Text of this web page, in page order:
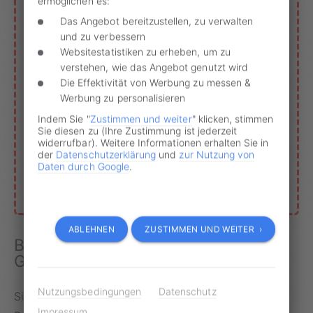
Wehren Sie sich gegenBußgeld, Punkte und
Fahrverbot .
Geblitzt.desparen Sie dabei Zeit und
Geld.
MEINE UNTERLAGEN EINREICHEN ›
GEBLITZT.DE VORTEILE
Bußgeldvorwürfe immer über
Geblitzt.de prüfen lassen
Sie wollen Ihren Bußgeldvorwurf in Sachen Tempo,
Das Angebot bereitzustellen, zu verwalten
und zu verbessern
Websitestatistiken zu erheben, um zu
verstehen, wie das Angebot genutzt wird
Die Effektivität von Werbung zu messen &
Werbung zu personalisieren
Indem Sie "Zustimmen und weiter" klicken, stimmen
Sie diesen zu (Ihre Zustimmung ist jederzeit
widerrufbar). Weitere Informationen erhalten Sie in
der Datenschutzerklärung und zur Nutzung von
Daten durch Google.
ABLEHNEN ZUSTIMMEN UND WEITER ›
Nutzungsbedingungen
Datenschutz